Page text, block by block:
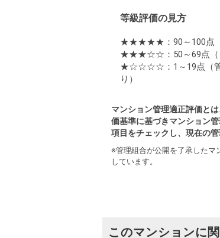
等級評価の見方
★★★★★：90～100点
★★★☆☆：50～69点
★☆☆☆☆：1～19点
り）
マンション管理適正評価と
価基準に基づきマンション
項目をチェックし、現在の
※管理組合が公開を了承したマ
しています。
このマンションに